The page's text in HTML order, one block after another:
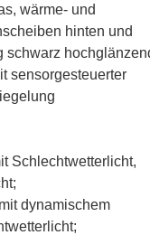
wärme- und
hinten und
schwarz
sensorgesteuerter
Schlechtwetterlicht,
;
dynamischem